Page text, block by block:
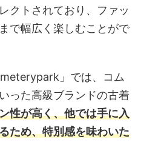
クトされており、ファッ
で幅広く楽しむことがで
」では、コム
った高級ブランドの古着
性が高く、他では手に入
ため、特別感を味わいた